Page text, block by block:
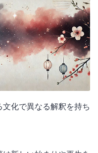
文化で異なる解釈を持ち